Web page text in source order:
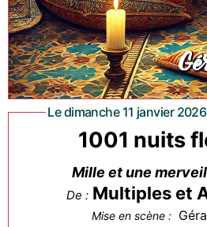
Le dimanche 11 janvier
1001 nuits
Mille et une
De : Multiples et
Mise en scène :